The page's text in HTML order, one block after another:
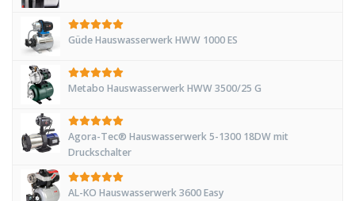
Güde Hauswasserwerk HWW 1000 ES
Metabo Hauswasserwerk HWW 3500/25 G
Agora-Tec® Hauswasserwerk 5-1300 18DW mit
Druckschalter
AL-KO Hauswasserwerk 3600 Easy